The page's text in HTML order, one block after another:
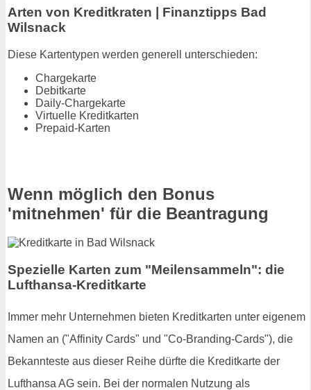
Arten von Kreditkraten | Finanztipps Bad
Wilsnack
Diese Kartentypen werden generell unterschieden:
Chargekarte
Debitkarte
Daily-Chargekarte
Virtuelle Kreditkarten
Prepaid-Karten
Wenn möglich den Bonus
'mitnehmen' für die Beantragung
Spezielle Karten zum "Meilensammeln": die
Lufthansa-Kreditkarte
Immer mehr Unternehmen bieten Kreditkarten unter eigenem
Namen an ("Affinity Cards" und "Co-Branding-Cards"), die
Bekannteste aus dieser Reihe dürfte die Kreditkarte der
Lufthansa AG sein. Bei der normalen Nutzung als